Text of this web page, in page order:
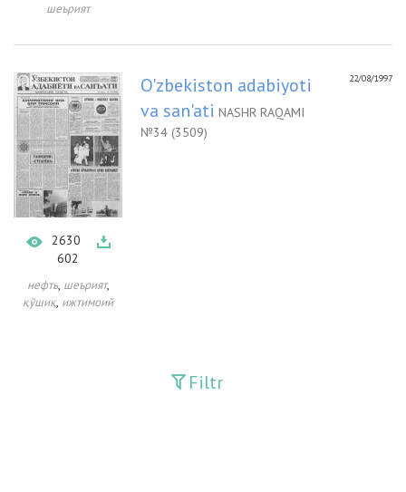
шеърият
2630
602
нефть, шеърият,
қўшиқ, ижтимоий
22/08/1997
O'zbekiston adabiyoti
va san'ati NASHR RAQAMI
№34 (3509)
Filtr